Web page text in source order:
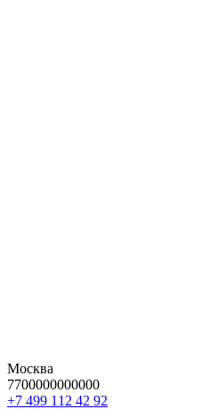
Москва
7700000000000
29 24 211 994 7+